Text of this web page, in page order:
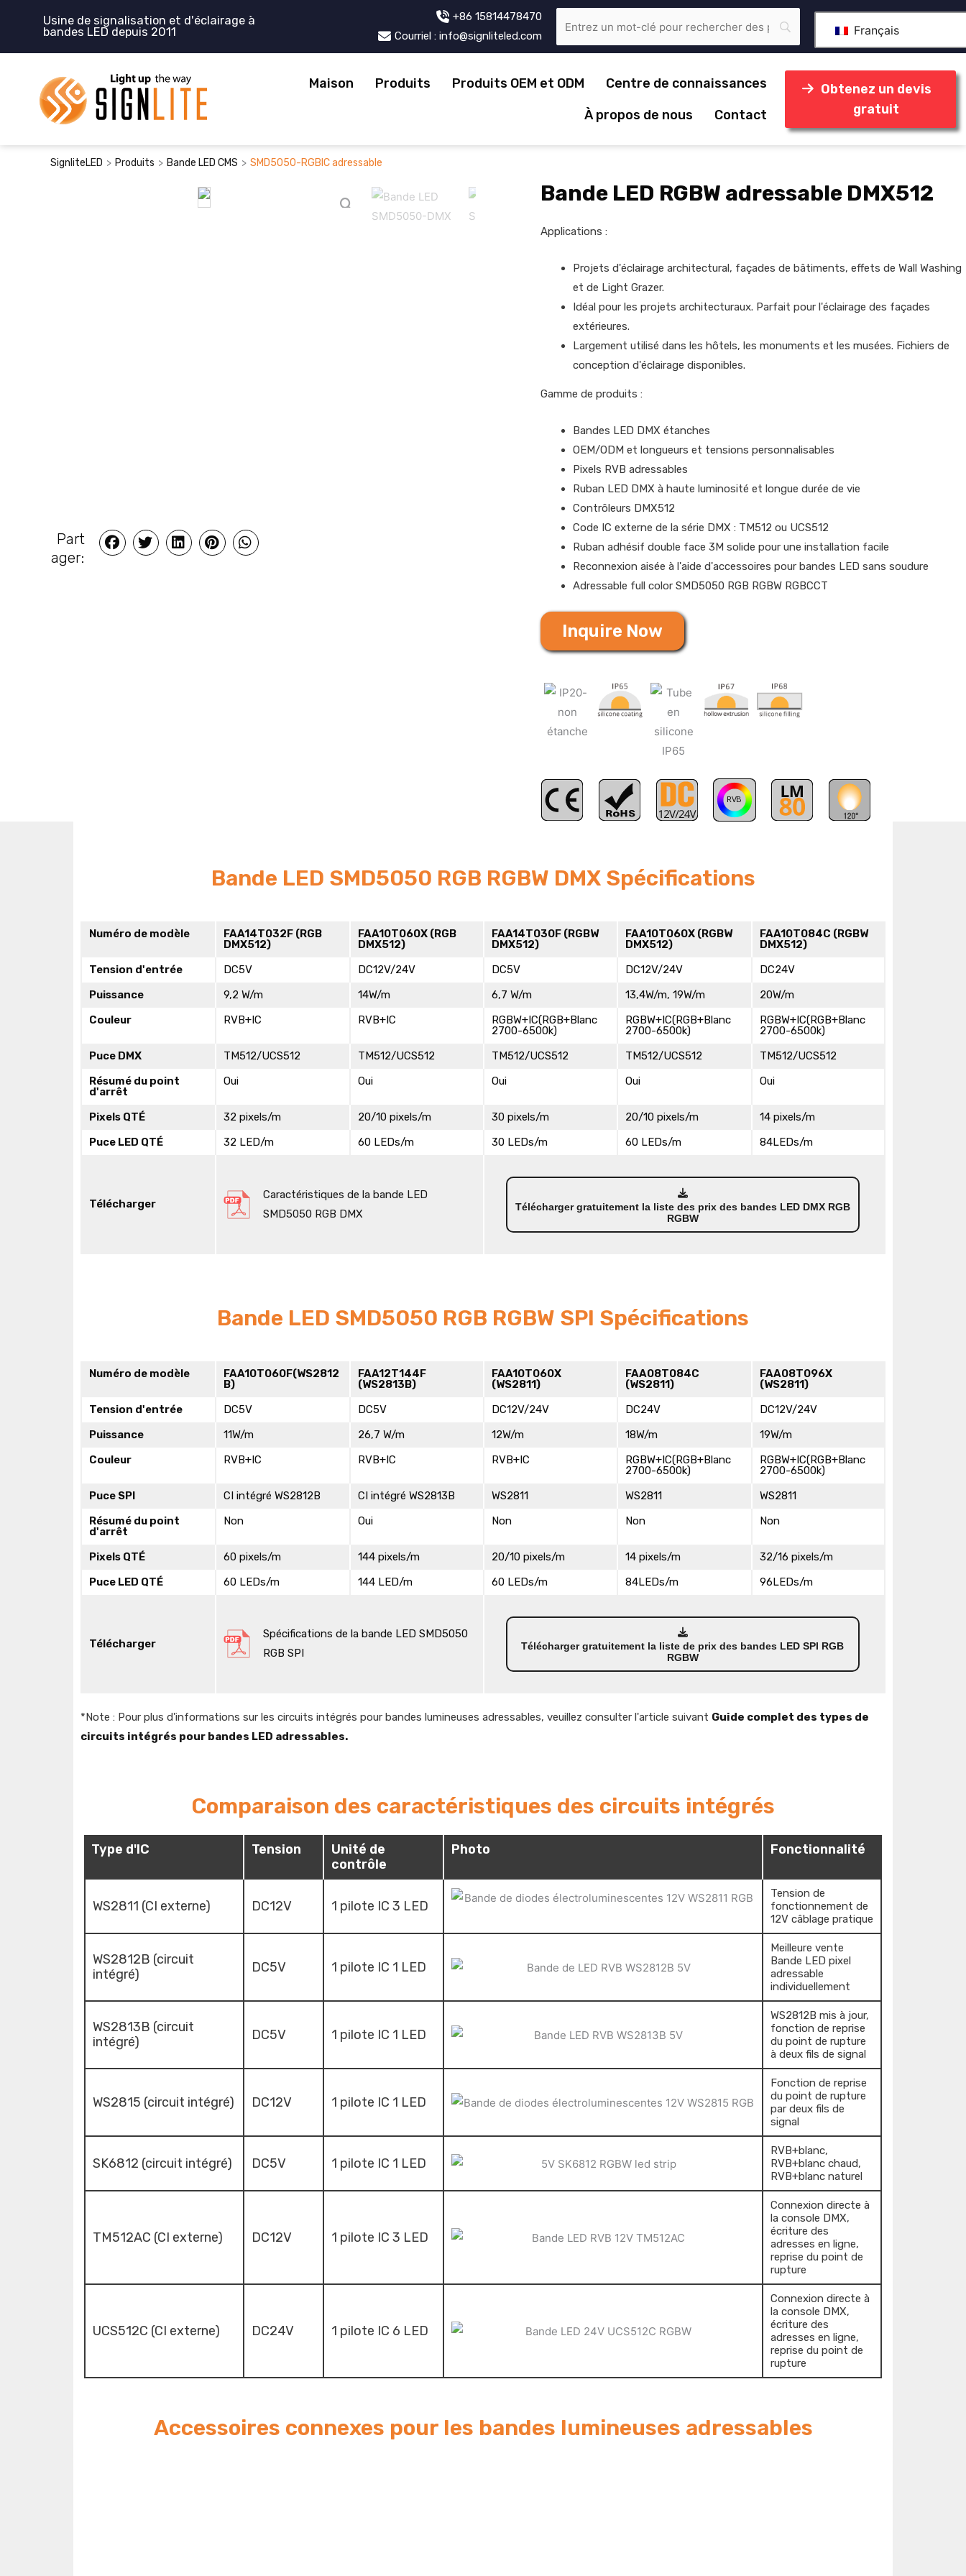
Usine de signalisation et d'éclairage à
bandes LED depuis 2011
+86 15814478470
Courriel : info@signliteled.com
Français
Maison Produits Produits OEM et ODM
Centre de connaissances
À propos de nous
Contact
Obtenez un devis
gratuit
SignliteLED > Produits > Bande LED CMS > SMD5050-RGBIC adressable
Part
ager:
Bande LED RGBW adressable DMX512
Applications :
Projets d'éclairage architectural, façades de bâtiments, effets de Wall Washing
et de Light Grazer.
Idéal pour les projets architecturaux. Parfait pour l'éclairage des façades
extérieures.
Largement utilisé dans les hôtels, les monuments et les musées. Fichiers de
conception d'éclairage disponibles.
Gamme de produits :
Bandes LED DMX étanches
OEM/ODM et longueurs et tensions personnalisables
Pixels RVB adressables
Ruban LED DMX à haute luminosité et longue durée de vie
Contrôleurs DMX512
Code IC externe de la série DMX : TM512 ou UCS512
Ruban adhésif double face 3M solide pour une installation facile
Reconnexion aisée à l'aide d'accessoires pour bandes LED sans soudure
Adressable full color SMD5050 RGB RGBW RGBCCT
Inquire Now
RVB
Bande LED SMD5050 RGB RGBW DMX Spécifications
Numéro de modèle
FAA14T032F (RGB
DMX512)
FAA10T060X (RGB
DMX512)
FAA14T030F (RGBW
DMX512)
FAA10T060X (RGBW
DMX512)
FAA10T084C (RGBW
DMX512)
Tension d'entrée
DC5V DC12V/24V DC5V DC12V/24V
DC24V
Puissance
9,2 W/m 14W/m 6,7 W/m 13,4W/m, 19W/m
20W/m
Couleur
RVB+IC RVB+IC
RGBW+IC(RGB+Blanc
2700-6500k)
RGBW+IC(RGB+Blanc
2700-6500k)
RGBW+IC(RGB+Blanc
2700-6500k)
Puce DMX
TM512/UCS512 TM512/UCS512 TM512/UCS512 TM512/UCS512
TM512/UCS512
Résumé du point
d'arrêt
Oui Oui Oui Oui Oui
Pixels QTÉ 32 pixels/m 20/10 pixels/m 30 pixels/m 20/10 pixels/m
14 pixels/m
Puce LED QTÉ
32 LED/m 60 LEDs/m 30 LEDs/m 60 LEDs/m 84LEDs/m
Télécharger
Caractéristiques de la bande LED
SMD5050 RGB DMX
Télécharger gratuitement la liste des prix des bandes LED DMX RGB
RGBW
Bande LED SMD5050 RGB RGBW SPI Spécifications
Numéro de modèle
FAA10T060F(WS2812
B)
FAA12T144F
(WS2813B)
FAA10T060X
(WS2811)
FAA08T084C
(WS2811)
FAA08T096X
(WS2811)
Tension d'entrée
DC5V DC5V DC12V/24V DC24V
DC12V/24V
Puissance
11W/m 26,7 W/m 12W/m 18W/m
19W/m
Couleur
RVB+IC RVB+IC RVB+IC
RGBW+IC(RGB+Blanc
2700-6500k)
RGBW+IC(RGB+Blanc
2700-6500k)
Puce SPI
CI intégré WS2812B CI intégré WS2813B WS2811 WS2811
WS2811
Résumé du point
d'arrêt
Non Oui Non Non Non
Pixels QTÉ 60 pixels/m 144 pixels/m 20/10 pixels/m 14 pixels/m
32/16 pixels/m
Puce LED QTÉ
60 LEDs/m 144 LED/m 60 LEDs/m 84LEDs/m 96LEDs/m
Télécharger
Spécifications de la bande LED SMD5050
RGB SPI
Télécharger gratuitement la liste de prix des bandes LED SPI RGB
RGBW
*Note : Pour plus d'informations sur les circuits intégrés pour bandes lumineuses adressables, veuillez consulter l'article suivant Guide complet des types de
circuits intégrés pour bandes LED adressables.
Comparaison des caractéristiques des circuits intégrés
Type d'IC Tension
Unité de
contrôle
Photo Fonctionnalité
WS2811 (CI externe) DC12V 1 pilote IC 3 LED
Tension de
fonctionnement de
12V câblage pratique
WS2812B (circuit
intégré)
DC5V 1 pilote IC 1 LED
Meilleure vente
Bande LED pixel
adressable
individuellement
WS2813B (circuit
intégré)
DC5V 1 pilote IC 1 LED
WS2812B mis à jour,
fonction de reprise
du point de rupture
à deux fils de signal
WS2815 (circuit intégré) DC12V 1 pilote IC 1 LED
Fonction de reprise
du point de rupture
par deux fils de
signal
SK6812 (circuit intégré) DC5V 1 pilote IC 1 LED
RVB+blanc,
RVB+blanc chaud,
RVB+blanc naturel
TM512AC (CI externe) DC12V 1 pilote IC 3 LED
Connexion directe à
la console DMX,
écriture des
adresses en ligne,
reprise du point de
rupture
UCS512C (CI externe) DC24V 1 pilote IC 6 LED
Connexion directe à
la console DMX,
écriture des
adresses en ligne,
reprise du point de
rupture
Accessoires connexes pour les bandes lumineuses adressables